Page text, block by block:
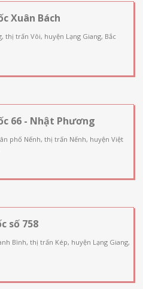
Xuân Bách
thị trấn Vôi, huyện Lạng Giang, Bắc
66 - Nhật Phương
phố Nếnh, thị trấn Nếnh, huyện Việt
số 758
Bình, thị trấn Kép, huyện Lạng Giang,